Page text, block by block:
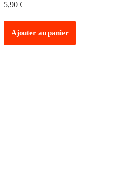
5,90 €
Ajouter au panier